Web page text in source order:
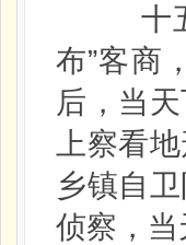
十五日
布”客商
后，当
上察看
乡镇自
侦察，